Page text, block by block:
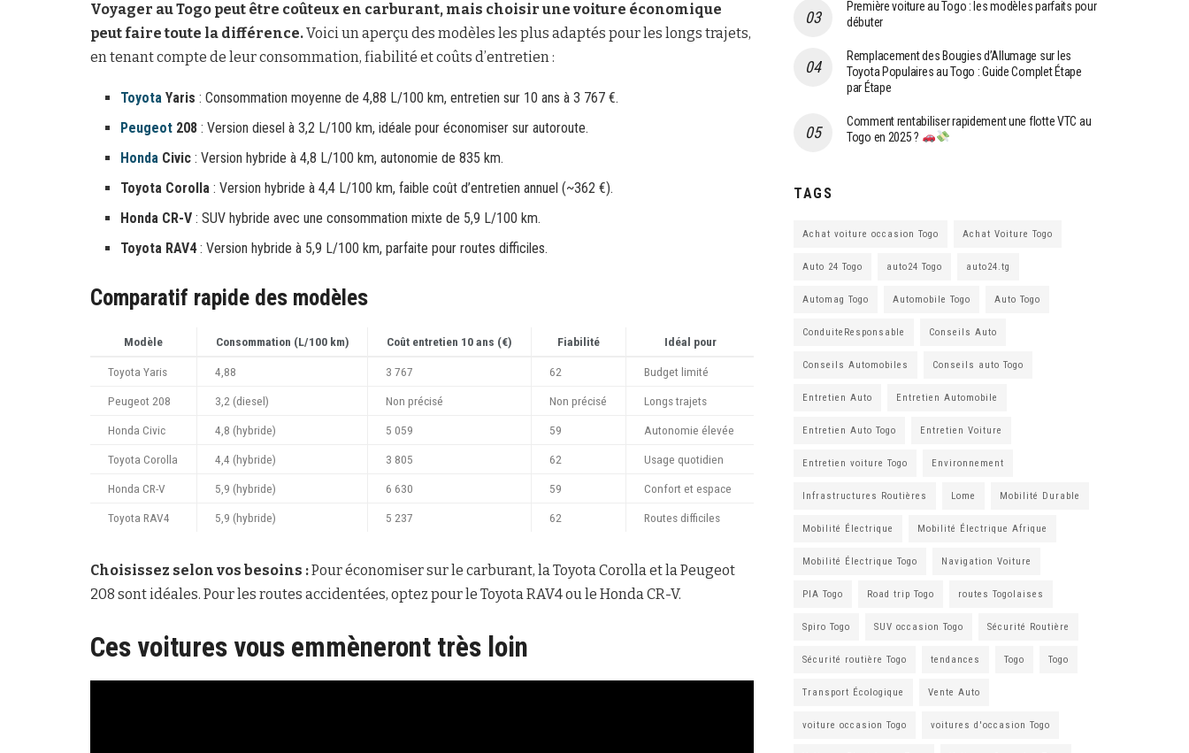
Voyager au Togo peut être coûteux en carburant, mais choisir une voiture économique
peut faire toute la différence.Voici un aperçu des modèles les plus adaptés pour les longs trajets,
en tenant compte de leur consommation, fiabilité et coûts d’entretien :
Toyota Yaris : Consommation moyenne de 4,88 L/100 km, entretien sur 10 ans à 3 767 €.
Peugeot 208 : Version diesel à 3,2 L/100 km, idéale pour économiser sur autoroute.
Honda Civic : Version hybride à 4,8 L/100 km, autonomie de 835 km.
Toyota Corolla : Version hybride à 4,4 L/100 km, faible coût d’entretien annuel (~362 €).
Honda CR-V : SUV hybride avec une consommation mixte de 5,9 L/100 km.
Toyota RAV4: Version hybride à 5,9 L/100 km, parfaite pour routes difficiles.
Comparatif rapide des modèles
Modèle Consommation (L/100 km) Coût entretien 10 ans (€) Fiabilité Idéal pour
Toyota Yaris 4,88 3 767 62 Budget limité
Peugeot 208 3,2 (diesel) Non précisé Non précisé Longs trajets
Honda Civic 4,8 (hybride) 5 059 59 Autonomie élevée
Toyota Corolla 4,4 (hybride) 3 805 62 Usage quotidien
Honda CR-V 5,9 (hybride) 6 630 59 Confort et espace
Toyota RAV4 5,9 (hybride) 5 237 62 Routes difficiles
Choisissez selon vos besoins :Pour économiser sur le carburant, la Toyota Corolla et la Peugeot
208 sont idéales. Pour les routes accidentées, optez pour le Toyota RAV4 ou le Honda CR-V.
Ces voitures vous emmèneront très loin
Première voiture au Togo : les modèles parfaits pour
débuter
Remplacement des Bougies d’Allumage sur les
Toyota Populaires au Togo : Guide Complet Étape
par Étape
Comment rentabiliser rapidement une flotte VTC au
Togo en 2025 ?
TAGS
Achat voiture occasion Togo Achat Voiture Togo
Auto 24 Togo auto24 Togo auto24.tg
Automag Togo Automobile Togo Auto Togo
ConduiteResponsable Conseils Auto
Conseils Automobiles Conseils auto Togo
Entretien Auto Entretien Automobile
Entretien Auto Togo Entretien Voiture
Entretien voiture Togo Environnement
Infrastructures Routières Lome Mobilité Durable
Mobilité Électrique Mobilité Électrique Afrique
Mobilité Électrique Togo Navigation Voiture
PIA Togo Road trip Togo routes Togolaises
Spiro Togo SUV occasion Togo Sécurité Routière
Sécurité routière Togo tendances Togo Togo
Transport Écologique Vente Auto
voiture occasion Togo voitures d'occasion Togo